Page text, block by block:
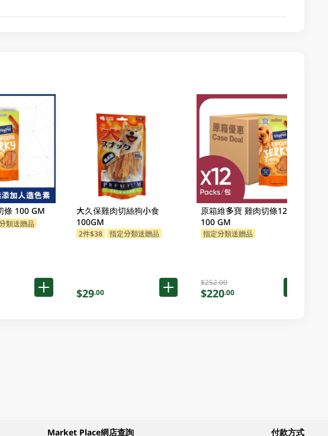
條 100 GM
類送贈品
大久保雞肉切絲狗小食
100GM
2件$38 指定分類送贈品
$29.00
原箱維多寶 雞肉切條12 X
100 GM
指定分類送贈品
$252.00
$220.00
Market Place網店查詢 付款方式